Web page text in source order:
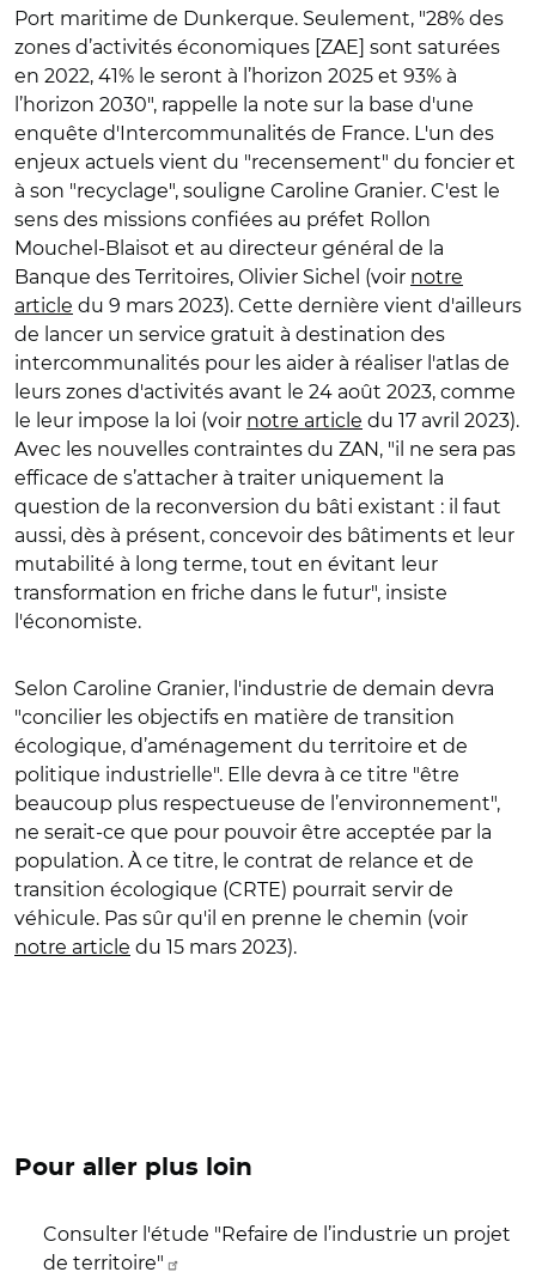
Port maritime de Dunkerque. Seulement, "28% des
zones d’activités économiques [ZAE] sont saturées
en 2022, 41% le seront à l’horizon 2025 et 93% à
l’horizon 2030", rappelle la note sur la base d'une
enquête d'Intercommunalités de France. L'un des
enjeux actuels vient du "recensement" du foncier et
à son "recyclage", souligne Caroline Granier. C'est le
sens des missions confiées au préfet Rollon
Mouchel-Blaisot et au directeur général de la
Banque des Territoires, Olivier Sichel (voir notre
article du 9 mars 2023). Cette dernière vient d'ailleurs
de lancer un service gratuit à destination des
intercommunalités pour les aider à réaliser l'atlas de
leurs zones d'activités avant le 24 août 2023, comme
le leur impose la loi (voir notre article du 17 avril 2023).
Avec les nouvelles contraintes du ZAN, "il ne sera pas
efficace de s’attacher à traiter uniquement la
question de la reconversion du bâti existant : il faut
aussi, dès à présent, concevoir des bâtiments et leur
mutabilité à long terme, tout en évitant leur
transformation en friche dans le futur", insiste
l'économiste.
Selon Caroline Granier, l'industrie de demain devra
"concilier les objectifs en matière de transition
écologique, d’aménagement du territoire et de
politique industrielle". Elle devra à ce titre "être
beaucoup plus respectueuse de l’environnement",
ne serait-ce que pour pouvoir être acceptée par la
population. À ce titre, le contrat de relance et de
transition écologique (CRTE) pourrait servir de
véhicule. Pas sûr qu'il en prenne le chemin (voir
notre article du 15 mars 2023).
Pour aller plus loin
Consulter l'étude "Refaire de l’industrie un projet
de territoire"